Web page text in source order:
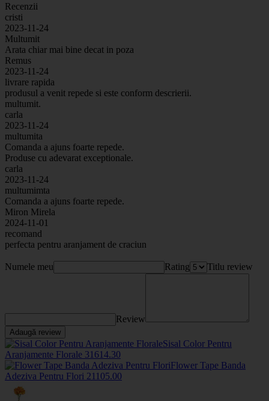
Recenzii
cristi
2023-11-24
Multumit
Arata chiar mai bine decat in poza
Remus
2023-11-24
livrare rapida
produsul a venit repede si este conform descrierii.
multumit.
carla
2023-11-24
multumita
Comanda a ajuns foarte repede.
Produse cu adevarat exceptionale.
carla
2023-11-24
multumimta
Comanda a ajuns foarte repede.
Miron Mirela
2024-11-01
recomand
perfecta pentru aranjament de craciun
Numele meu Rating Titlu review
Review
Adaugă review
Sisal Color Pentru
Aranjamente Florale 31614.30
Flower Tape Banda
Adeziva Pentru Flori 21105.00